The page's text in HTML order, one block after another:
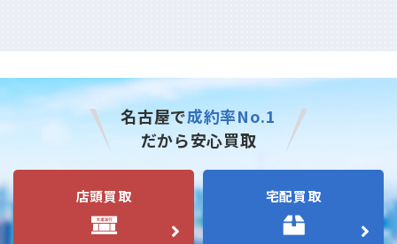
名古屋で成約率No.1
だから安心買取
店頭買取 宅配買取